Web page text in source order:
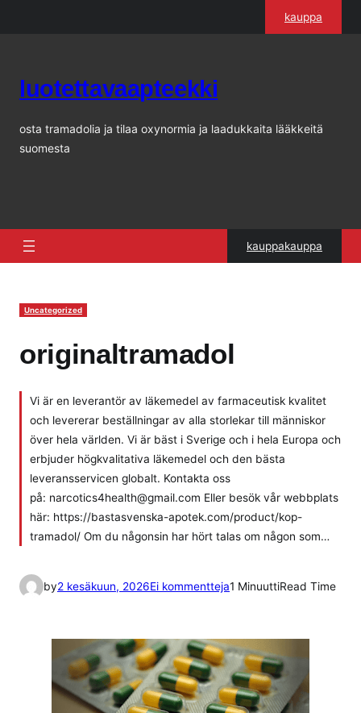
kauppa
luotettavaapteekki
osta tramadolia ja tilaa oxynormia ja laadukkaita lääkkeitä
suomesta
kauppakauppa
Uncategorized
originaltramadol
Vi är en leverantör av läkemedel av farmaceutisk kvalitet
och levererar beställningar av alla storlekar till människor
över hela världen. Vi är bäst i Sverige och i hela Europa och
erbjuder högkvalitativa läkemedel och den bästa
leveransservicen globalt. Kontakta oss
på: narcotics4health@gmail.com Eller besök vår webbplats
här: https://bastasvenska-apotek.com/product/kop-
tramadol/ Om du någonsin har hört talas om någon som…
by2 kesäkuun, 2026Ei kommenttejaa
i
k
e
1 MinuuttiRead Time